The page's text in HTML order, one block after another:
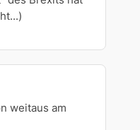
weitaus am